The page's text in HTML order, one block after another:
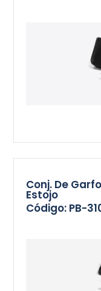
Conj. De
Estojo
Código: PB-